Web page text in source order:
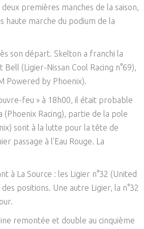
premières manches de la saison,
haute marche du podium de la
son départ. Skelton a franchi la
Bell (Ligier-Nissan Cool Racing n°69),
Powered by Phoenix).
feu » à 18h00, il était probable
(Phoenix Racing), partie de la pole
sont à la lutte pour la tête de
passage à l’Eau Rouge. La
à La Source : les Ligier n°32 (United
positions. Une autre Ligier, la n°32
remontée et double au cinquième